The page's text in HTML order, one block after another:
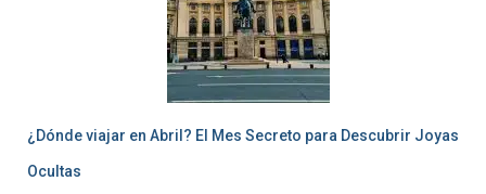
¿Dónde viajar en Abril? El Mes Secreto para Descubrir Joyas
Ocultas